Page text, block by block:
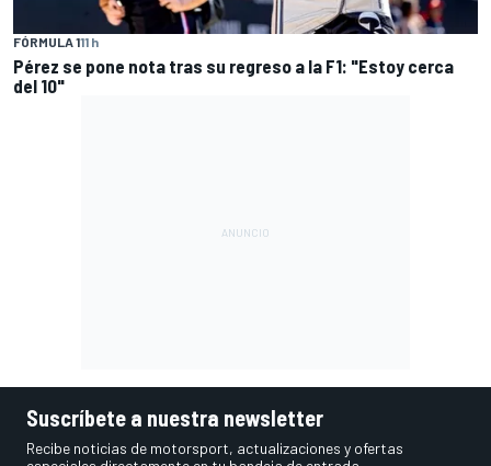
FÓRMULA 111 h
Pérez se pone nota tras su regreso a la F1: "Estoy cerca
del 10"
Suscríbete a nuestra newsletter
Recibe noticias de motorsport, actualizaciones y ofertas